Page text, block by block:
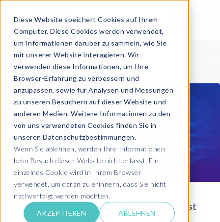
Diese Website speichert Cookies auf Ihrem
Computer. Diese Cookies werden verwendet,
um Informationen darüber zu sammeln, wie Sie
mit unserer Website interagieren. Wir
verwenden diese Informationen, um Ihre
Browser-Erfahrung zu verbessern und
anzupassen, sowie für Analysen und Messungen
zu unseren Besuchern auf dieser Website und
anderen Medien. Weitere Informationen zu den
von uns verwendeten Cookies finden Sie in
unseren Datenschutzbestimmungen.
Wenn Sie ablehnen, werden Ihre Informationen
beim Besuch dieser Website nicht erfasst. Ein
einzelnes Cookie wird in Ihrem Browser
verwendet, um daran zu erinnern, dass Sie nicht
nachverfolgt werden möchten.
AKZEPTIEREN ABLEHNEN
Payroll Outsourcing im öffentlichen Dienst